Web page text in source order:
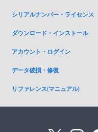
シリアルナンバー・ライセンス
ダウンロード・インストール
アカウント・ログイン
データ破損・修復
リファレンス(マニュアル)